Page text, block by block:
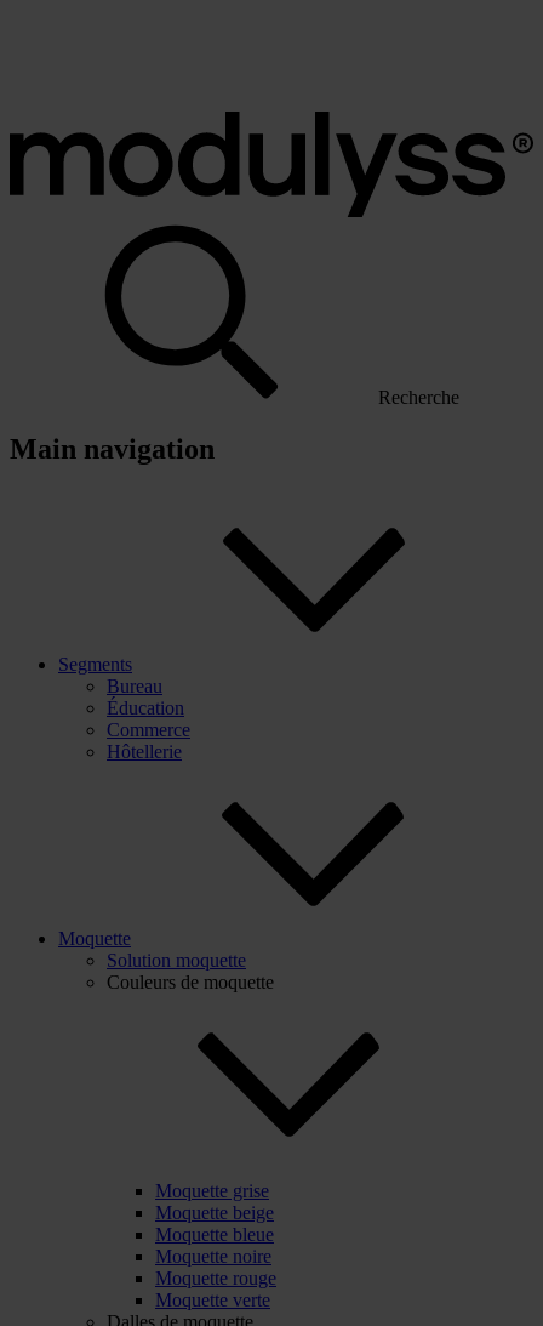
Recherche
Main navigation
Segments
Bureau
Éducation
Commerce
Hôtellerie
Moquette
Solution moquette
Couleurs de moquette
Moquette grise
Moquette beige
Moquette bleue
Moquette noire
Moquette rouge
Moquette verte